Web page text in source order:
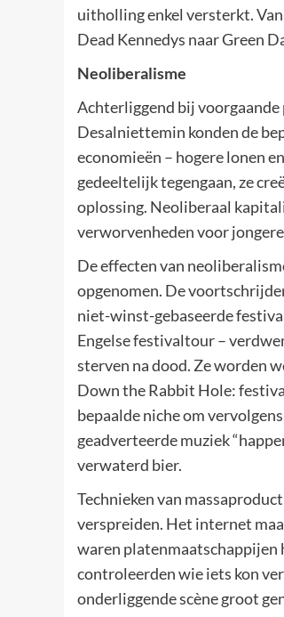
uitholling enkel versterkt.
Dead Kennedys naar Green
Neoliberalisme
Achterliggend bij voorgaande
Desalniettemin konden de
economieën – hogere lonen
gedeeltelijk tegengaan, ze
oplossing. Neoliberaal
verworvenheden voor
De effecten van
opgenomen. De
niet-winst-gebaseerde
Engelse festivaltour –
sterven na dood. Ze worden
Down the Rabbit Hole:
bepaalde niche om
geadverteerde muziek
verwaterd bier.
Technieken van
verspreiden. Het internet
waren platenmaatschappijen
controleerden wie iets kon
onderliggende scène groot